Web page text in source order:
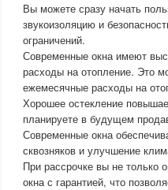
Вы можете сразу начать
звукоизоляцию и
ограничений.
Современные окна имеют
расходы на отопление. Это
ежемесячные расходы на
Хорошее остекление
планируете в будущем
Современные окна
сквозняков и улучшение
При рассрочке вы не только
окна с гарантией, что